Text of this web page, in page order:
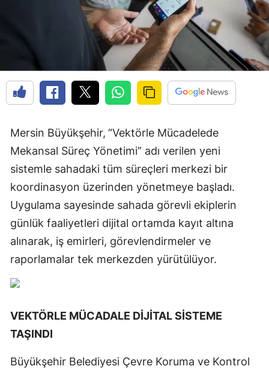
Mersin Büyükşehir, “Vektörle Mücadelede
Mekansal Süreç Yönetimi” adı verilen yeni
sistemle sahadaki tüm süreçleri merkezi bir
koordinasyon üzerinden yönetmeye başladı.
Uygulama sayesinde sahada görevli ekiplerin
günlük faaliyetleri dijital ortamda kayıt altına
alınarak, iş emirleri, görevlendirmeler ve
raporlamalar tek merkezden yürütülüyor.
VEKTÖRLE MÜCADALE DİJİTAL SİSTEME
TAŞINDI
Büyükşehir Belediyesi Çevre Koruma ve Kontrol